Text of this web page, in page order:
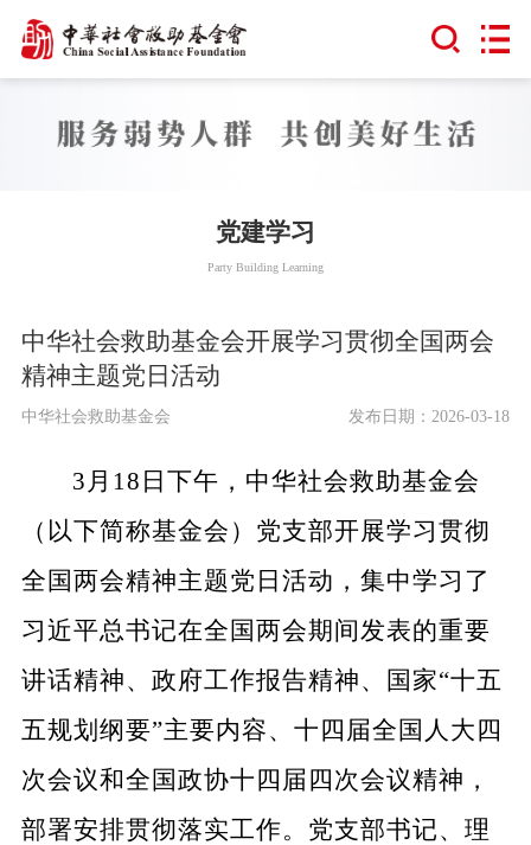
党建学习
Party Building Learning
中华社会救助基金会开展学习贯彻全国两会
精神主题党日活动
中华社会救助基金会 发布日期：2026-03-18
3月18日下午，中华社会救助基金会
（以下简称基金会）党支部开展学习贯彻
全国两会精神主题党日活动，集中学习了
习近平总书记在全国两会期间发表的重要
讲话精神、政府工作报告精神、国家“十五
五规划纲要”主要内容、十四届全国人大四
次会议和全国政协十四届四次会议精神，
部署安排贯彻落实工作。党支部书记、理